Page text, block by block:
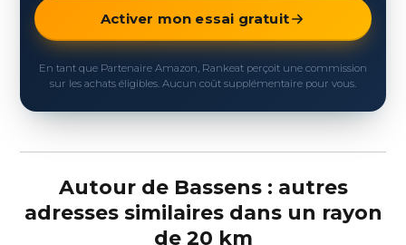
Activer mon essai gratuit
En tant que Partenaire Amazon, Rankeat perçoit une commission
sur les achats éligibles. Aucun coût supplémentaire pour vous.
Autour de Bassens : autres
adresses similaires dans un rayon
de 20 km